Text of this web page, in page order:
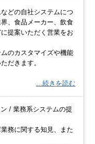
どの自社システムにつ
、食品メーカー、飲食
提案いただく営業をお
のカスタマイズや機能
だきます。
…続きを読む
/ 業務系システムの提
務に関する知見、また